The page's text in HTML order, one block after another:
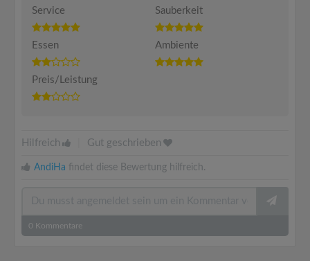
Service
Sauberkeit
Essen Ambiente
Preis/Leistung
Hilfreich Gut geschrieben
AndiHa findet diese Bewertung hilfreich.
0 Kommentare